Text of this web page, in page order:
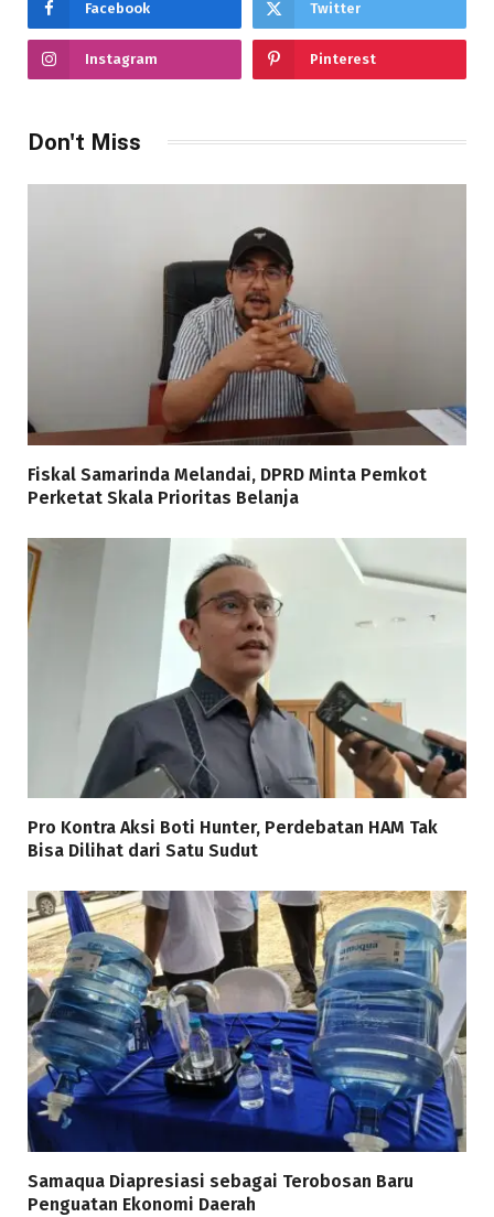
Facebook Twitter
Instagram Pinterest
Don't Miss
Fiskal Samarinda Melandai, DPRD Minta Pemkot
Perketat Skala Prioritas Belanja
Pro Kontra Aksi Boti Hunter, Perdebatan HAM Tak
Bisa Dilihat dari Satu Sudut
Samaqua Diapresiasi sebagai Terobosan Baru
Penguatan Ekonomi Daerah